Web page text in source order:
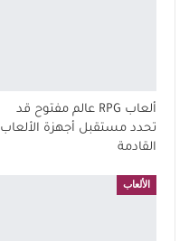
ألعاب RPG عالم مفتوح قد
تحدد مستقبل أجهزة الألعاب
القادمة
الألعاب